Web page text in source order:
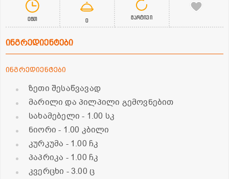
0წთ 0 მარტივი
ინგრედიენტები
ინგრედიენტები
ზეთი შესაწვავად
მარილი და პილპილი გემოვნებით
სახამებელი- 1.00 სკ
ნიორი- 1.00 კბილი
კურკუმა - 1.00 ჩკ
პაპრიკა - 1.00 ჩკ
კვერცხი - 3.00 ც